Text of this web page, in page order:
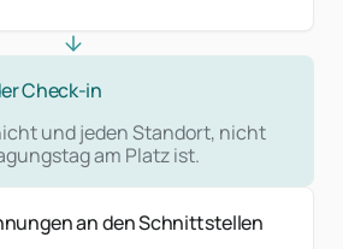
Check-in
und jeden Standort, nicht
am Platz ist.
an den Schnittstellen